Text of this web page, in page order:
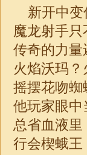
新开中变
魔龙射手
传奇的力量
火焰沃玛
摇摆花吻
他玩家眼
总省血液
行会楔蛾王